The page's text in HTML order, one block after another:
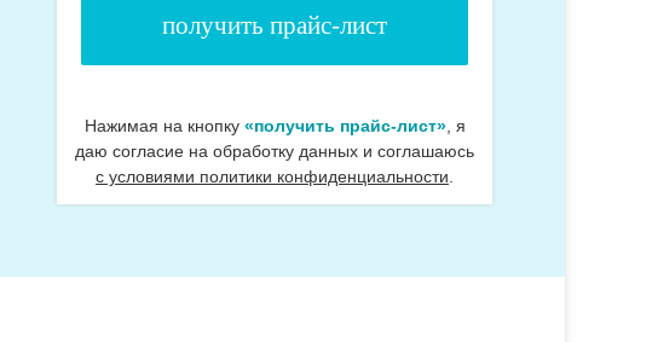
Нажимая на кнопку «получить прайс-лист», я
даю согласие на обработку данных и соглашаюсь
с условиями политики конфиденциальности